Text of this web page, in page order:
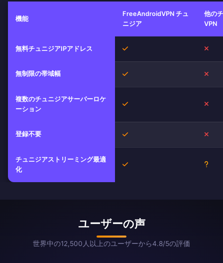
機能
FreeAndroidVPN チュ
ニジア
他の
VPN
無料チュニジアIPアドレス はい
無制限の帯域幅 はい
複数のチュニジアサーバーロケ
ーション
はい
登録不要 はい
チュニジアストリーミング最適
化
はい
ユーザーの声
世界中の12,500人以上のユーザーから4.8/5の評価